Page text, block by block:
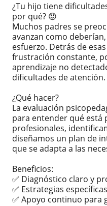
¿Tu hijo tiene
por qué? 😟
Muchos padres se
avanzan como
esfuerzo. Detrás de
frustración constante,
aprendizaje no
dificultades de atención.
¿Qué hacer?
La evaluación
para entender qué está
profesionales,
diseñamos un plan de
que se adapta a las
Beneficios:
✅ Diagnóstico claro y
✅ Estrategias
✅ Apoyo continuo para